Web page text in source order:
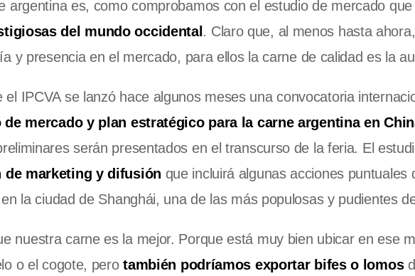
argentina es, como comprobamos con el estudio de mercado
del mundo occidental . Claro que, al menos hasta
y presencia en el mercado, para ellos la carne de calidad es la
IPCVA se lanzó hace algunos meses una convocatoria
de mercado y plan estratégico para la carne argentina en
serán presentados en el transcurso de la feria. El
de marketing y difusión que incluirá algunas acciones puntuales
la ciudad de Shanghái, una de las más populosas y pudientes
nuestra carne es la mejor. Porque está muy bien ubicar en ese
o el cogote, perotambién podríamos exportar bifes o lomos